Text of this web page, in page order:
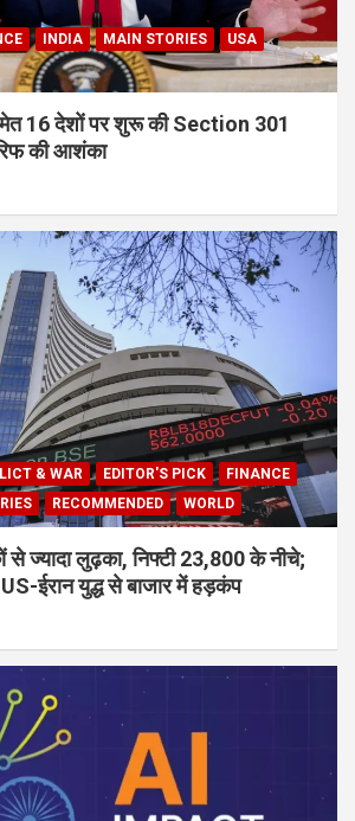
INDIA MAIN STORIES
USA
16 देशों पर शुरू की Section 301
की आशंका
& WAR EDITOR'S PICK
FINANCE
RECOMMENDED WORLD
ज्यादा लुढ़का, निफ्टी 23,800 के नीचे;
ईरान युद्ध से बाजार में हड़कंप